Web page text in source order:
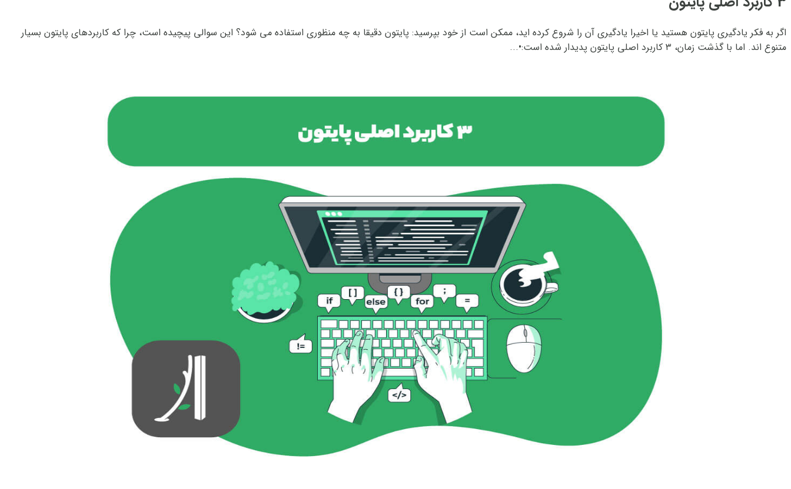
اگر به فکر یادگیری پایتون هستید یا اخیرا یادگیری آن را شروع کرده اید، ممکن است از خود بپرسید: پایتون دقیقا به چه منظوری استفاده می شود؟ این سوالی پیچیده است، چرا که کاربردهای پایتون بسیار
متنوع اند. اما با گذشت زمان، ٣ کاربرد اصلی پایتون پدیدار شده است:•...